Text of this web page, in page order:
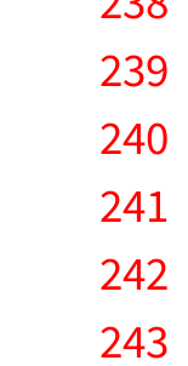
239
240
241
242
243